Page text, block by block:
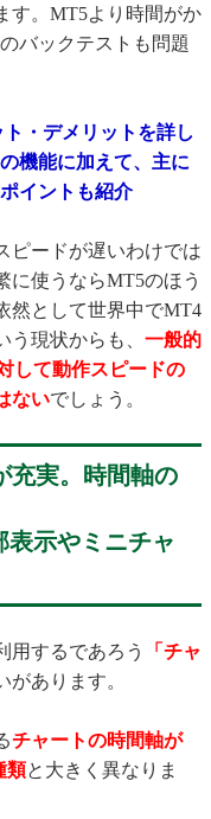
す。MT5より時間がか
バックテストも問題
・デメリットを詳し
機能に加えて、主に
イントも紹介
ピードが遅いわけでは
に使うならMT5のほう
然として世界中でMT4
現状からも、 一般的
して動作スピードの
ないでしょう。
充実。時間軸の
表示やミニチャ
するであろう
「チャ
あります。
チャートの時間軸が
類と大きく異なりま